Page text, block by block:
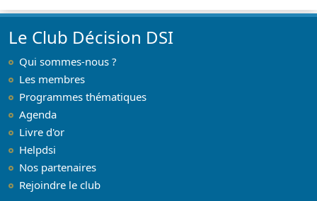
Le Club Décision DSI
Qui sommes-nous ?
Les membres
Programmes thématiques
Agenda
Livre d'or
Helpdsi
Nos partenaires
Rejoindre le club